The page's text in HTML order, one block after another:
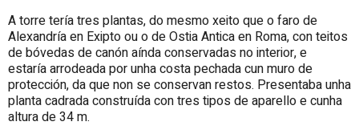
A torre tería tres plantas, do mesmo xeito que o faro de
Alexandría en Exipto ou o de Ostia Antica en Roma, con teitos
de bóvedas de canón aínda conservadas no interior, e
estaría arrodeada por unha costa pechada cun muro de
protección, da que non se conservan restos. Presentaba unha
planta cadrada construída con tres tipos de aparello e cunha
altura de 34 m.